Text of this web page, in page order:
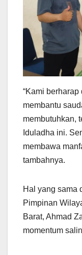
“Kami
membantu
membutuhkan,
Iduladha ini.
membawa
tambahnya.
Hal yang sama
Pimpinan
Barat, Ahmad
momentum